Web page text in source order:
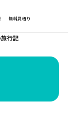
無料見積り
旅行記
ーケット